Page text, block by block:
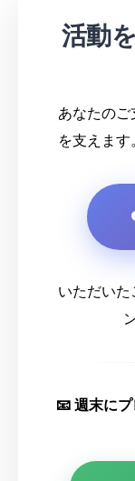
活動
あなたのご
を支えます
いただいた
📧 週末に